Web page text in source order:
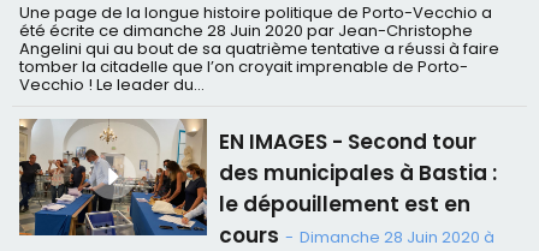
Une page de la longue histoire politique de Porto-Vecchio a
été écrite ce dimanche 28 Juin 2020 par Jean-Christophe
Angelini qui au bout de sa quatrième tentative a réussi à faire
tomber la citadelle que l’on croyait imprenable de Porto-
Vecchio ! Le leader du...
EN IMAGES - Second tour
des municipales à Bastia :
le dépouillement est en
cours - Dimanche 28 Juin 2020 à